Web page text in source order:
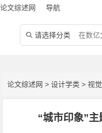
论文综述网 导航
 请选择分类
论文综述网 >设计学类 >视
“城市印象”